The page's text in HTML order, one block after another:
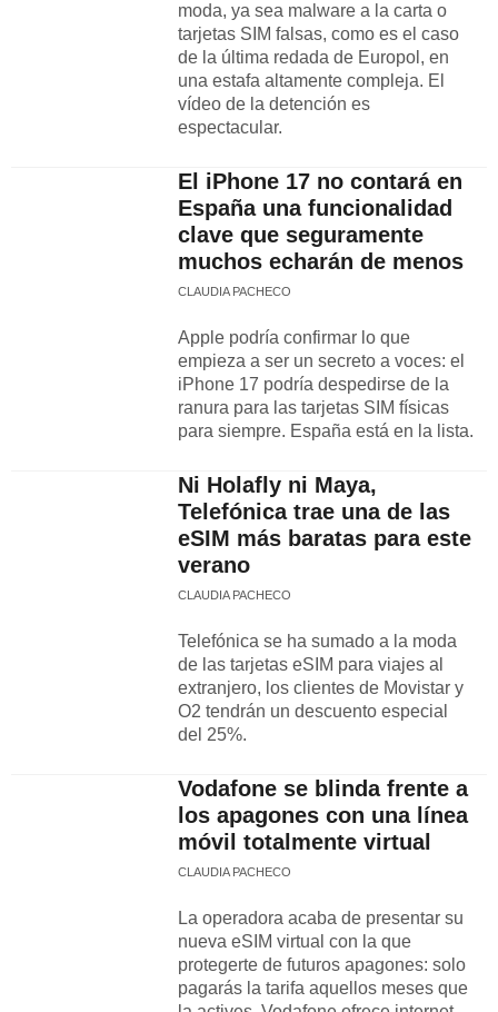
moda, ya sea malware a la carta o
tarjetas SIM falsas, como es el caso
de la última redada de Europol, en
una estafa altamente compleja. El
vídeo de la detención es
espectacular.
El iPhone 17 no contará en
España una funcionalidad
clave que seguramente
muchos echarán de menos
CLAUDIA PACHECO
Apple podría confirmar lo que
empieza a ser un secreto a voces: el
iPhone 17 podría despedirse de la
ranura para las tarjetas SIM físicas
para siempre. España está en la lista.
Ni Holafly ni Maya,
Telefónica trae una de las
eSIM más baratas para este
verano
CLAUDIA PACHECO
Telefónica se ha sumado a la moda
de las tarjetas eSIM para viajes al
extranjero, los clientes de Movistar y
O2 tendrán un descuento especial
del 25%.
Vodafone se blinda frente a
los apagones con una línea
móvil totalmente virtual
CLAUDIA PACHECO
La operadora acaba de presentar su
nueva eSIM virtual con la que
protegerte de futuros apagones: solo
pagarás la tarifa aquellos meses que